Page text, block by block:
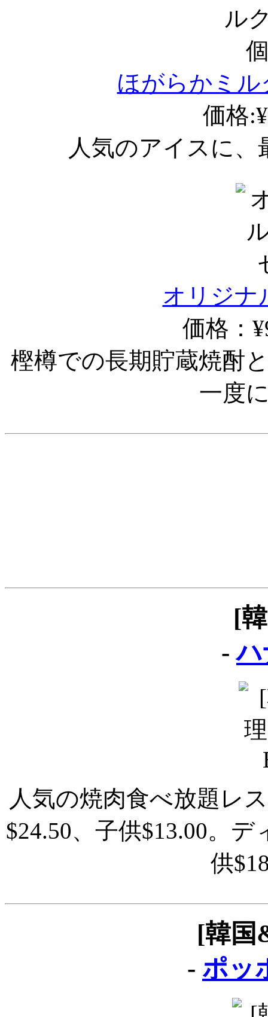
ほがらかミ
価格
人気のアイスに
オリジナ
価格：
樫樽での長期貯蔵焼酎
一度
[
-ハ
人気の焼肉食べ放題レ
$24.50、子供$13.00。
供
[韓国
- ポッ